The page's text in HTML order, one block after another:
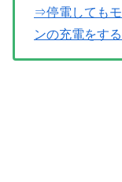
⇒停電しても
ンの充電をす